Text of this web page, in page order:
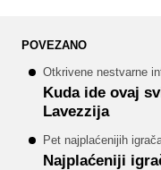
POVEZANO
Otkrivene nestvarne
Kuda ide ovaj
Lavezzija
Pet najplaćenijih
Najplaćeniji